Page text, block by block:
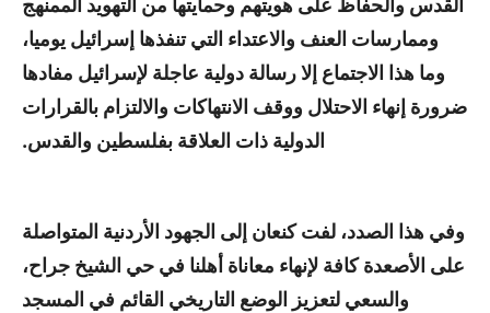
القدس والحفاظ على هويتهم وحمايتها من التهويد الممنهج
وممارسات العنف والاعتداء التي تنفذها إسرائيل يوميا،
وما هذا الاجتماع إلا رسالة دولية عاجلة لإسرائيل مفادها
ضرورة إنهاء الاحتلال ووقف الانتهاكات والالتزام بالقرارات
الدولية ذات العلاقة بفلسطين والقدس.
وفي هذا الصدد، لفت كنعان إلى الجهود الأردنية المتواصلة
على الأصعدة كافة لإنهاء معاناة أهلنا في حي الشيخ جراح،
والسعي لتعزيز الوضع التاريخي القائم في المسجد